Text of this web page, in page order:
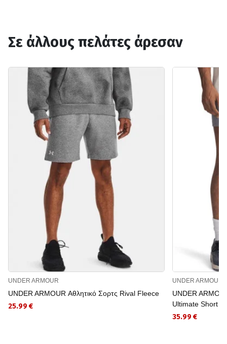
Σε άλλους πελάτες άρεσαν
UNDER ARMOUR
UNDER ARMOUR Αθλητικό Σορτς Rival Fleece
25.99 €
UNDER ARMOUR
UNDER
Ultimate Short
35.99 €